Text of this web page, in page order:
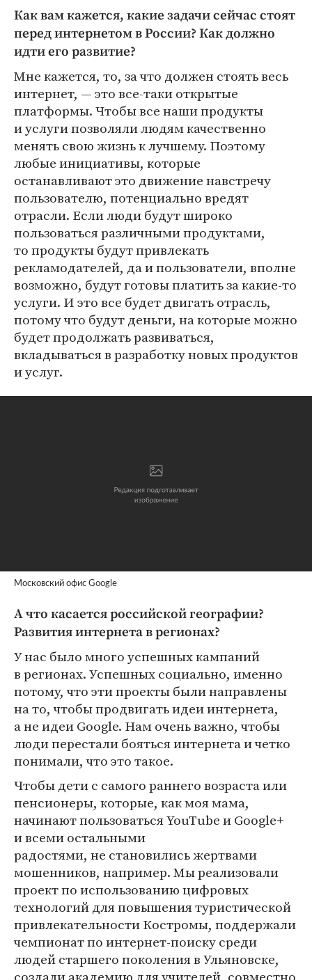
Как вам кажется, какие задачи сейчас стоят
перед интернетом в России? Как должно
идти его развитие?
Мне кажется, то, за что должен стоять весь
интернет, — это все-таки открытые
платформы. Чтобы все наши продукты
и услуги позволяли людям качественно
менять свою жизнь к лучшему. Поэтому
любые инициативы, которые
останавливают это движение навстречу
пользователю, потенциально вредят
отрасли. Если люди будут широко
пользоваться различными продуктами,
то продукты будут привлекать
рекламодателей, да и пользователи, вполне
возможно, будут готовы платить за какие-то
услуги. И это все будет двигать отрасль,
потому что будут деньги, на которые можно
будет продолжать развиваться,
вкладываться в разработку новых продуктов
и услуг.
Московский офис Google
А что касается российской географии?
Развития интернета в регионах?
У нас было много успешных кампаний
в регионах. Успешных социально, именно
потому, что эти проекты были направлены
на то, чтобы продвигать идеи интернета,
а не идеи Google. Нам очень важно, чтобы
люди перестали бояться интернета и четко
понимали, что это такое.
Чтобы дети с самого раннего возраста или
пенсионеры, которые, как моя мама,
начинают пользоваться YouTube и Google+
и всеми остальными
радостями, не становились жертвами
мошенников, например. Мы реализовали
проект по использованию цифровых
технологий для повышения туристической
привлекательности Костромы, поддержали
чемпионат по интернет-поиску среди
людей старшего поколения в Ульяновске,